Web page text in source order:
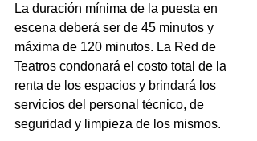
La duración mínima de la puesta en
escena deberá ser de 45 minutos y
máxima de 120 minutos. La Red de
Teatros condonará el costo total de la
renta de los espacios y brindará los
servicios del personal técnico, de
seguridad y limpieza de los mismos.